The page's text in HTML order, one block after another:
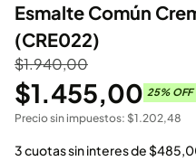
Esmalte Común
(CRE022)
$1.940,00
$1.455,00 25% OFF
Precio sin impuestos: $1.202,48
3 cuotas sin interes de$